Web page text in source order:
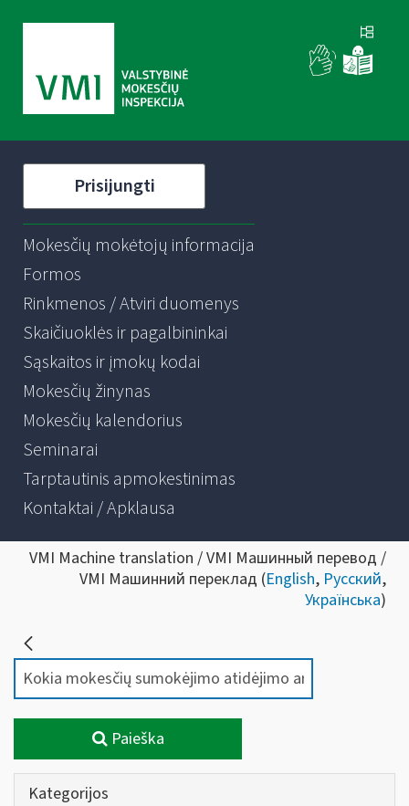
Prisijungti
Mokesčių mokėtojų informacija
Formos
Rinkmenos / Atviri duomenys
Skaičiuoklės ir pagalbininkai
Sąskaitos ir įmokų kodai
Mokesčių žinynas
Mokesčių kalendorius
Seminarai
Tarptautinis apmokestinimas
Kontaktai / Apklausa
VMI Machine translation / VMI Машинный перевод /
VMI Машинний переклад (English, Русский,
Українська)
Paieška
Kategorijos